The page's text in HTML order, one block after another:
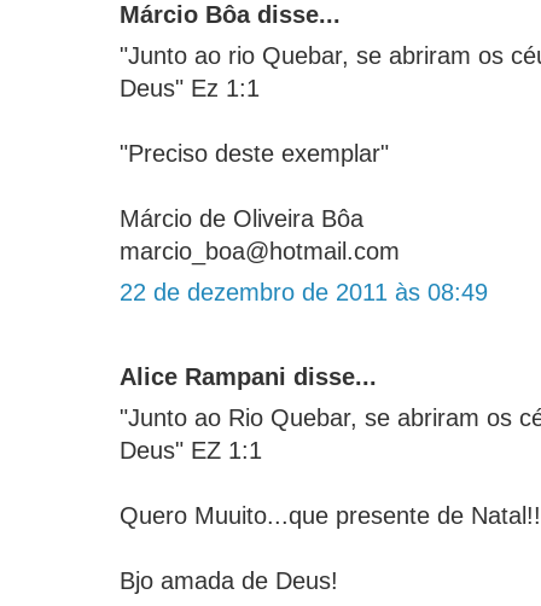
Márcio Bôa disse...
"Junto ao rio Quebar, se abriram os
Deus" Ez 1:1
"Preciso deste exemplar"
Márcio de Oliveira Bôa
marcio_boa@hotmail.com
22 de dezembro de 2011 às 08:49
Alice Rampani disse...
"Junto ao Rio Quebar, se abriram os
Deus" EZ 1:1
Quero Muuito...que presente de Natal!!
Bjo amada de Deus!